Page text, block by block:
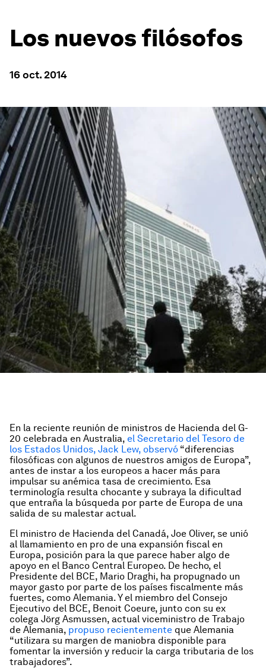
Los nuevos filósofos
16 oct. 2014
En la reciente reunión de ministros de Hacienda del G-
20 celebrada en Australia, el Secretario del Tesoro de
los Estados Unidos, Jack Lew, observó “diferencias
filosóficas con algunos de nuestros amigos de Europa”,
antes de instar a los europeos a hacer más para
impulsar su anémica tasa de crecimiento. Esa
terminología resulta chocante y subraya la dificultad
que entraña la búsqueda por parte de Europa de una
salida de su malestar actual.
El ministro de Hacienda del Canadá, Joe Oliver, se unió
al llamamiento en pro de una expansión fiscal en
Europa, posición para la que parece haber algo de
apoyo en el Banco Central Europeo. De hecho, el
Presidente del BCE, Mario Draghi, ha propugnado un
mayor gasto por parte de los países fiscalmente más
fuertes, como Alemania. Y el miembro del Consejo
Ejecutivo del BCE, Benoit Coeure, junto con su ex
colega Jörg Asmussen, actual viceministro de Trabajo
de Alemania, propuso recientemente que Alemania
“utilizara su margen de maniobra disponible para
fomentar la inversión y reducir la carga tributaria de los
trabajadores”.